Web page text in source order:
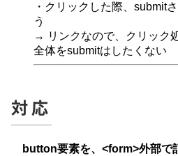
・クリックした際、submit
う
→ リンクなので、クリック
全体をsubmitはしたくない
対応
button要素を、<form>外部で